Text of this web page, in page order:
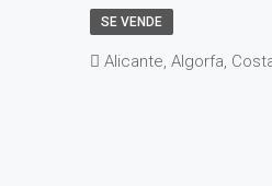
SE VENDE
Alicante, Algorfa,